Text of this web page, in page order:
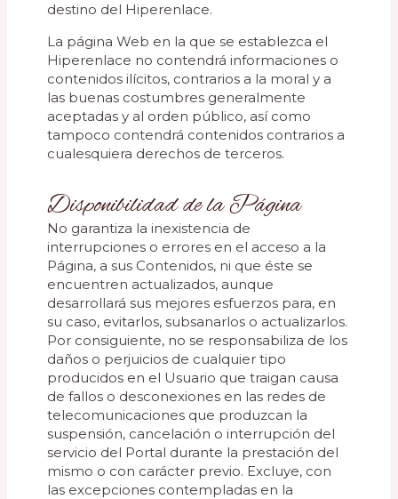
destino del Hiperenlace.
La página Web en la que se establezca el
Hiperenlace no contendrá informaciones o
contenidos ilícitos, contrarios a la moral y a
las buenas costumbres generalmente
aceptadas y al orden público, así como
tampoco contendrá contenidos contrarios a
cualesquiera derechos de terceros.
Disponibilidad de la Página
No garantiza la inexistencia de
interrupciones o errores en el acceso a la
Página, a sus Contenidos, ni que éste se
encuentren actualizados, aunque
desarrollará sus mejores esfuerzos para, en
su caso, evitarlos, subsanarlos o actualizarlos.
Por consiguiente, no se responsabiliza de los
daños o perjuicios de cualquier tipo
producidos en el Usuario que traigan causa
de fallos o desconexiones en las redes de
telecomunicaciones que produzcan la
suspensión, cancelación o interrupción del
servicio del Portal durante la prestación del
mismo o con carácter previo. Excluye, con
las excepciones contempladas en la